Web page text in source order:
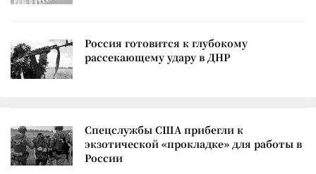
Россия готовится к глубокому
рассекающему удару в ДНР
Спецслужбы США прибегли к
экзотической «прокладке» для работы в
России